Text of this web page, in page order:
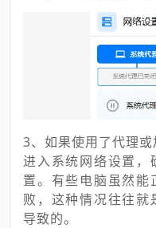
3、如果使用了代理或
进入系统网络设置，
置。有些电脑虽然
败，这种情况往往就
导致的。